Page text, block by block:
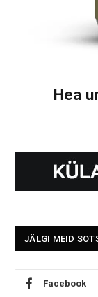
Hea
JÄLGI MEID
Facebook